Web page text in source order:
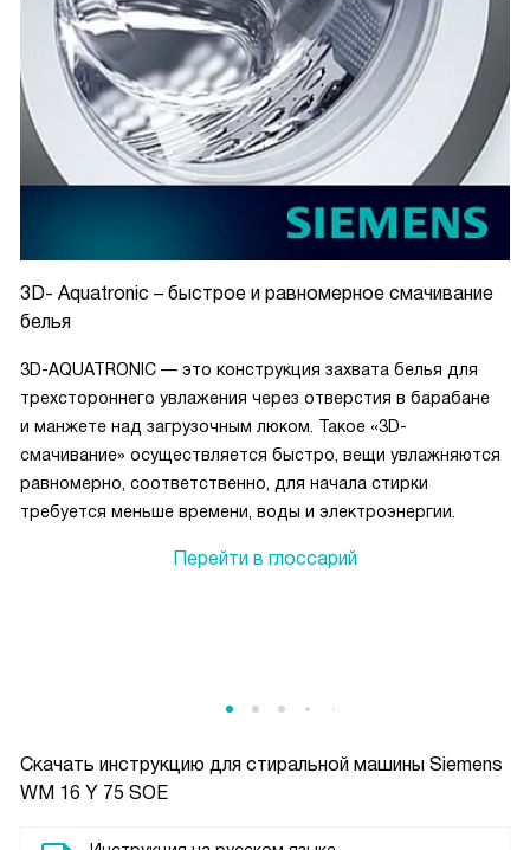
Скачать инструкцию для стиральной машины Siemens
WM 16 Y 75 SOE
3D- Aquatronic – быстрое и равномерное смачивание
белья
3D-AQUATRONIC — это конструкция захвата белья для
трехстороннего увлажения через отверстия в барабане
и манжете над загрузочным люком. Такое «3D-
смачивание» осуществляется быстро, вещи увлажняются
равномерно, соответственно, для начала стирки
требуется меньше времени, воды и электроэнергии.
Перейти в глоссарий